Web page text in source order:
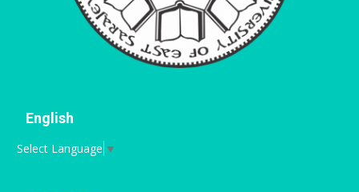
English
Select Language ▼